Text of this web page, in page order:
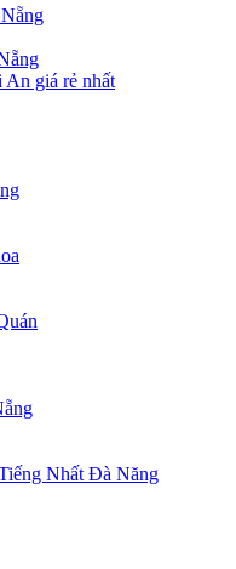
An giá rẻ nhất
Nhất Đà Năng